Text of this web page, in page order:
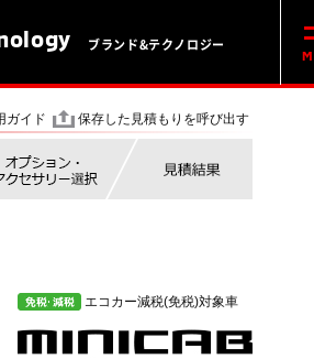
ブランド&テクノロジー
ガイド 保存した見積もりを呼び出す
エコカー減税(免税)対象車